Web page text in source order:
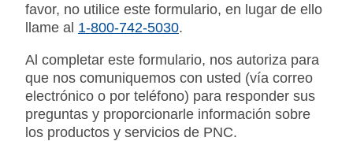
favor, no utilice este formulario, en lugar de ello
llame al 1-800-742-5030.
Al completar este formulario, nos autoriza para
que nos comuniquemos con usted (vía correo
electrónico o por teléfono) para responder sus
preguntas y proporcionarle información sobre
los productos y servicios de PNC.